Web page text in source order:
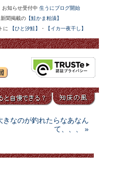
お知らせ受付中 生うにブログ開始
聞掲載の 【鮭かま粕漬】
に
【ひと汐鮭】 ・ 【イカ一夜干し】
きなのが釣れたらなあなん
て、、、 »